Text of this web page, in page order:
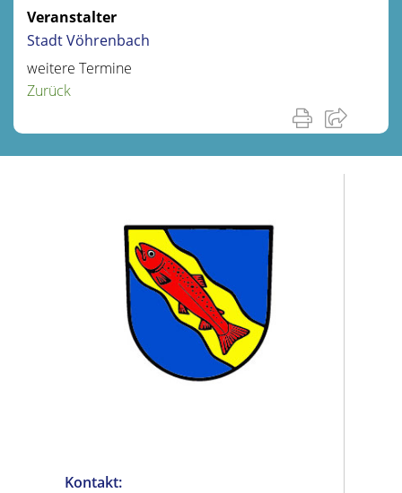
Veranstalter
Stadt Vöhrenbach
weitere Termine
Zurück
Kontakt: